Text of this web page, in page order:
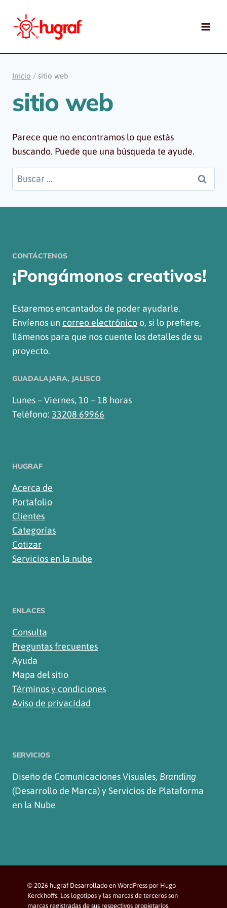
contenido
Inicio / sitio web
sitio web
Parece que no encontramos lo que estás
buscando. Puede que una búsqueda te ayude.
Buscar:
CONTÁCTENOS
¡Pongámonos creativos!
Estaremos encantados de poder ayudarle.
Envíenos un correo electrónico o, si lo prefiere,
llámenos para que nos cuente los detalles de su
proyecto.
GUADALAJARA, JALISCO
Lunes – Viernes, 10 – 18 horas
Teléfono: 33208 69966
HUGRAF
Acerca de
Portafolio
Clientes
Categorías
Cotizar
Servicios en la nube
ENLACES
Consulta
Preguntas frecuentes
Ayuda
Mapa del sitio
Términos y condiciones
Aviso de privacidad
SERVICIOS
Diseño de Comunicaciones Visuales, Branding
(Desarrollo de Marca) y Servicios de Plataforma
en la Nube
© 2026 hugraf Desarrollado en WordPress por Hugo
Kerckhoffs. Los logotipos y las marcas de terceros son
marcas registradas de sus respectivos propietarios.